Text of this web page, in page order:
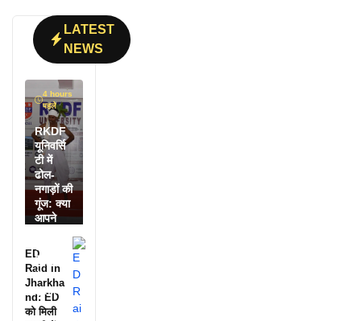
LATEST
NEWS
4 hours
पहले
RKDF
यूनिवर्सि
टी में
ढोल-
नगाड़ों की
गूंज: क्या
आपने
आदिवासी
दिवस की
ये
झलक?
ED
Raid in
Jharkha
nd: ED
को मिली